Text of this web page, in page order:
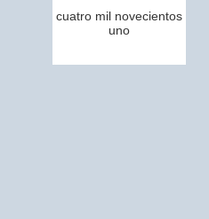
cuatro mil novecientos
uno